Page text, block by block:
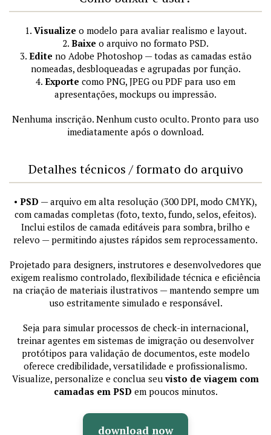
1. Visualize o modelo para avaliar realismo e layout.
2. Baixe o arquivo no formato PSD.
3. Edite no Adobe Photoshop — todas as camadas estão
nomeadas, desbloqueadas e agrupadas por função.
4. Exporte como PNG, JPEG ou PDF para uso em
apresentações, mockups ou impressão.
Nenhuma inscrição. Nenhum custo oculto. Pronto para uso
imediatamente após o download.
Detalhes técnicos / formato do arquivo
• PSD — arquivo em alta resolução (300 DPI, modo CMYK),
com camadas completas (foto, texto, fundo, selos, efeitos).
Inclui estilos de camada editáveis para sombra, brilho e
relevo — permitindo ajustes rápidos sem reprocessamento.
Projetado para designers, instrutores e desenvolvedores que
exigem realismo controlado, flexibilidade técnica e eficiência
na criação de materiais ilustrativos — mantendo sempre um
uso estritamente simulado e responsável.
Seja para simular processos de check-in internacional,
treinar agentes em sistemas de imigração ou desenvolver
protótipos para validação de documentos, este modelo
oferece credibilidade, versatilidade e profissionalismo.
Visualize, personalize e conclua seuvisto de viagem com
camadas em PSD em poucos minutos.
download now